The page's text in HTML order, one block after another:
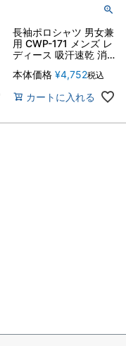
長袖ポロシャツ 男女兼
用 CWP-171 メンズ レ
ディース 吸汗速乾 消
CAREAN 物流 輸送 運
送 清掃 スタッフ 制服
メンテナンス 作業着
カラー ツートンカラー
本体価格 ¥4,752税込
カートに入れる